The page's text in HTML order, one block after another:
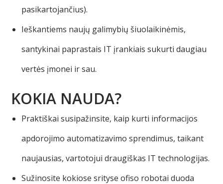
pasikartojančius).
Ieškantiems naujų galimybių šiuolaikinėmis,
santykinai paprastais IT įrankiais sukurti daugiau
vertės įmonei ir sau.
KOKIA NAUDA?
Praktiškai susipažinsite, kaip kurti informacijos
apdorojimo automatizavimo sprendimus, taikant
naujausias, vartotojui draugiškas IT technologijas.
Sužinosite kokiose srityse ofiso robotai duoda